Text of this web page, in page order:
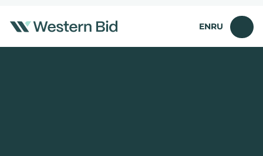
до
ENRU